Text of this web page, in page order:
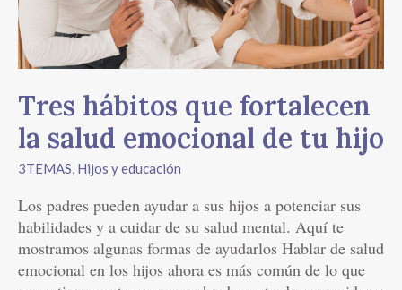
Tres hábitos que fortalecen
la salud emocional de tu hijo
3TEMAS Hijos y educación
Los padres pueden ayudar a sus hijos a potenciar sus
habilidades y a cuidar de su salud mental. Aquí te
mostramos algunas formas de ayudarlos Hablar de salud
emocional en los hijos ahora es más común de lo que
emocional
de
tu